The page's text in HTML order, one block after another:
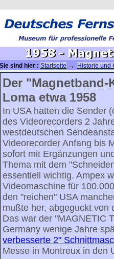
Sie sind hier : Startseite → Historie und
Der "Magnetband-
Loma etwa 1958
In USA hatten die Sender
des Videorecorders 2
westdeutschen
Videorecorder Anfang bis
sofort mit Ergänzungen
Thema mit dem
essentiell wichtig. Ampex
Videomaschine für
den "reichen" USA
mußte her, abgeguckt von
Das war der "MAGNETIC
Germany wenige Jahre
verbesserte 2"
Messe in Montreux in den